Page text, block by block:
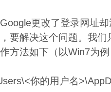
更改了登录网址
要解决这个问题。我们
方法如下（以Win7为
你的用户名